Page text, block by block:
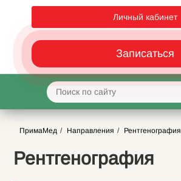
Личный кабинет
Записаться
ПримаМед Направления Рентгенография
Рентгенография